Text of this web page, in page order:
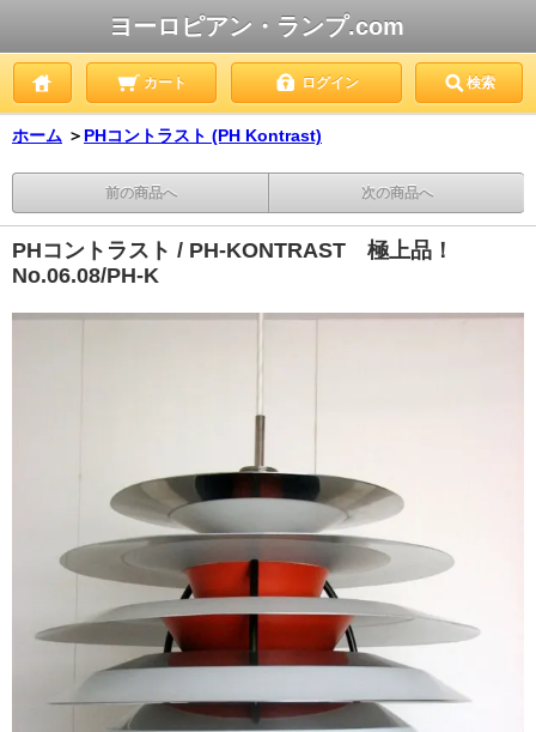
ヨーロピアン・ランプ.com
カート ログイン 検索
ホーム ＞ PHコントラスト (PH Kontrast)
前の商品へ 次の商品へ
PHコントラスト / PH-KONTRAST 極上品！
No.06.08/PH-K